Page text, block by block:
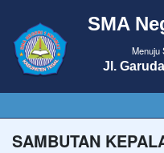
SMA
Menuju
Jl.
SAMBUTAN